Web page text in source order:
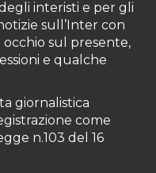
interisti e per gli
sull’Inter con
sul presente,
e qualche
giornalistica
come
n.103 del 16